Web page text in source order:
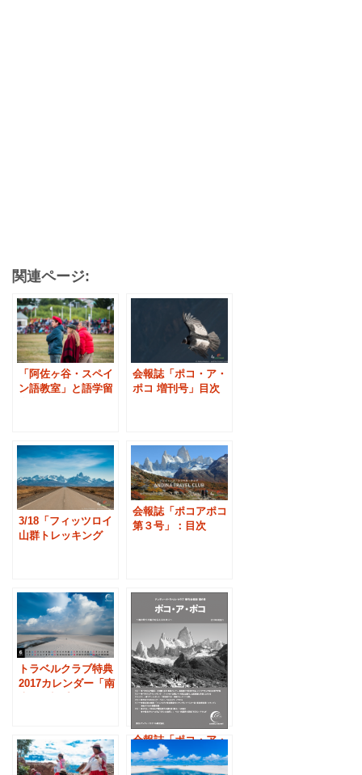
関連ページ:
「阿佐ヶ谷・スペイ
ン語教室」と語学留
会報誌「ポコ・ア・
ポコ 増刊号」目次
3/18「フィッツロイ
山群トレッキング
会報誌「ポコアポコ
第３号」：目次
トラベルクラブ特典
2017カレンダー「南
会報誌「ポコ・ア・
ポコ ４月号」目次
-4/6発行